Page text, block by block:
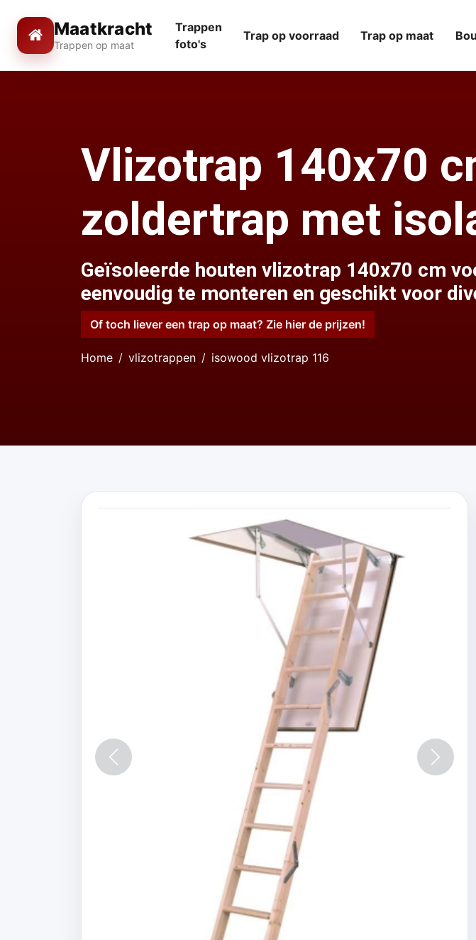
Maatkracht
Trappen op maat
Trappen
foto's
Trap op voorraad Trap op maat
Vlizotrap 140x70
zoldertrap met
Geïsoleerde houten vlizotrap 140x70 cm
eenvoudig te monteren en geschikt voor
Of toch liever een trap op maat? Zie hier de prijzen!
Home vlizotrappen isowood vlizotrap 116
Vorige